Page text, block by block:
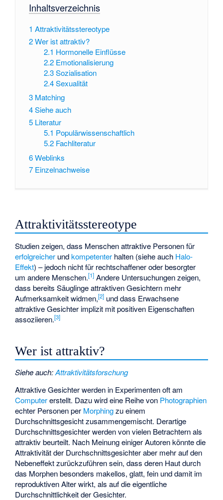
Inhaltsverzeichnis
1 Attraktivitätsstereotype
2Wer ist attraktiv?
2.1 Hormonelle Einflüsse
2.2 Emotionalisierung
2.3 Sozialisation
2.4 Sexualität
3 Matching
4Siehe auch
5 Literatur
5.1 Populärwissenschaftlich
5.2 Fachliteratur
6Weblinks
7 Einzelnachweise
Attraktivitätsstereotype
Studien zeigen, dass Menschen attraktive Personen für
erfolgreicher undkompetenter halten (siehe auch Halo-
Effekt) – jedoch nicht für rechtschaffener oder besorgter
um andere Menschen.[1] Andere Untersuchungen zeigen,
dass bereits Säuglinge attraktiven Gesichtern mehr
Aufmerksamkeit widmen,[2] und dass Erwachsene
attraktive Gesichter implizit mit positiven Eigenschaften
assoziieren.[3]
Wer ist attraktiv?
Siehe auch:Attraktivitätsforschung
Attraktive Gesichter werden in Experimenten oft am
Computererstellt. Dazu wird eine Reihe von Photographien
echter Personen per Morphingzu einem
Durchschnittsgesicht zusammengemischt. Derartige
Durchschnittsgesichter werden von vielen Betrachtern als
attraktiv beurteilt. Nach Meinung einiger Autoren könnte die
Attraktivität der Durchschnittsgesichter aber mehr auf den
Nebeneffekt zurückzuführen sein, dass deren Haut durch
das Morphen besonders makellos, glatt, fein und damit im
reproduktiven Alter wirkt, als auf die eigentliche
Durchschnittlichkeit der Gesichter.